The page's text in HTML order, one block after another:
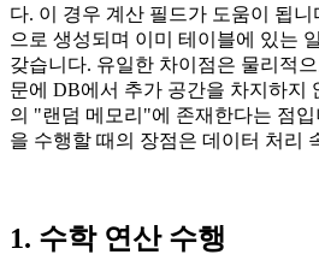
다. 이 경우 계산 필드가 도움이 됩
으로 생성되며 이미 테이블에 있는
갖습니다. 유일한 차이점은 물리적
문에 DB에서 추가 공간을 차지하지
의 "랜덤 메모리"에 존재한다는 점
을 수행할 때의 장점은 데이터 처리
1. 수학 연산 수행